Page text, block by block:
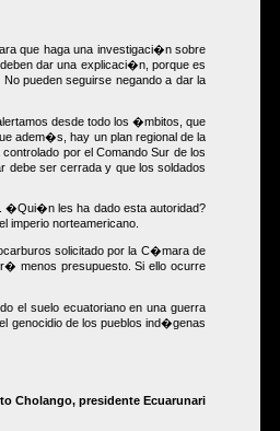
que haga una investigaci�n sobre
dar una explicaci�n, porque es
pueden seguirse negando a dar la
desde todo los �mbitos, que
adem�s, hay un plan regional de la
por el Comando Sur de los
ser cerrada y que los soldados
�Qui�n les ha dado esta autoridad?
norteamericano.
solicitado por la C�mara de
menos presupuesto. Si ello ocurre
el suelo ecuatoriano en una guerra
genocidio de los pueblos ind�genas
Cholango, presidente Ecuarunari